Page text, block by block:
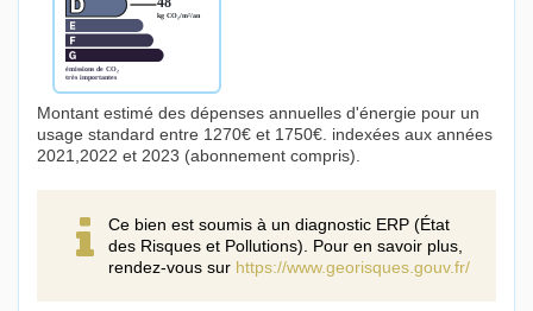
Montant estimé des dépenses annuelles d'énergie pour un
usage standard entre 1270€ et 1750€. indexées aux années
2021,2022 et 2023 (abonnement compris).
Ce bien est soumis à un diagnostic ERP (État
des Risques et Pollutions). Pour en savoir plus,
rendez-vous sur https://www.georisques.gouv.fr/